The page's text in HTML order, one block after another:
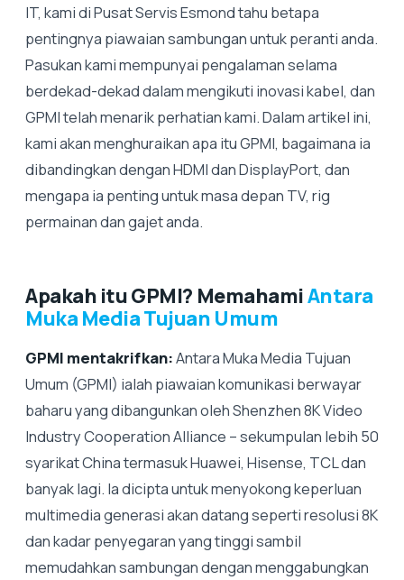
IT, kami di Pusat Servis Esmond tahu betapa
pentingnya piawaian sambungan untuk peranti anda.
Pasukan kami mempunyai pengalaman selama
berdekad-dekad dalam mengikuti inovasi kabel, dan
GPMI telah menarik perhatian kami. Dalam artikel ini,
kami akan menghuraikan apa itu GPMI, bagaimana ia
dibandingkan dengan HDMI dan DisplayPort, dan
mengapa ia penting untuk masa depan TV, rig
permainan dan gajet anda.
Apakah itu GPMI? MemahamiAntara
Muka Media Tujuan Umum
GPMI mentakrifkan:Antara Muka Media Tujuan
Umum (GPMI) ialah piawaian komunikasi berwayar
baharu yang dibangunkan oleh Shenzhen 8K Video
Industry Cooperation Alliance – sekumpulan lebih 50
syarikat China termasuk Huawei, Hisense, TCL dan
banyak lagi. Ia dicipta untuk menyokong keperluan
multimedia generasi akan datang seperti resolusi 8K
dan kadar penyegaran yang tinggi sambil
memudahkan sambungan dengan menggabungkan